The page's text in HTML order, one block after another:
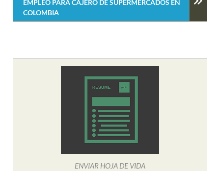
EMPLEO PARA CAJERO DE SUPERMERCADOS EN
COLOMBIA
ENVIAR HOJA DE VIDA